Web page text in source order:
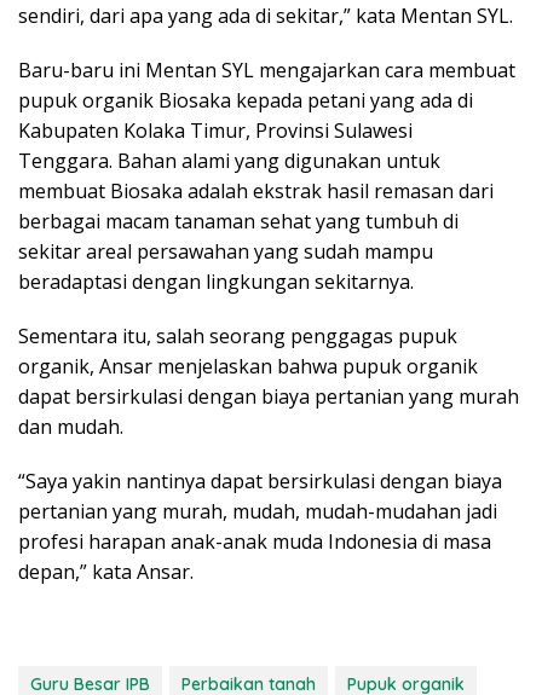
sendiri, dari apa yang ada di sekitar,” kata Mentan SYL.
Baru-baru ini Mentan SYL mengajarkan cara membuat
pupuk organik Biosaka kepada petani yang ada di
Kabupaten Kolaka Timur, Provinsi Sulawesi
Tenggara. Bahan alami yang digunakan untuk
membuat Biosaka adalah ekstrak hasil remasan dari
berbagai macam tanaman sehat yang tumbuh di
sekitar areal persawahan yang sudah mampu
beradaptasi dengan lingkungan sekitarnya.
Sementara itu, salah seorang penggagas pupuk
organik, Ansar menjelaskan bahwa pupuk organik
dapat bersirkulasi dengan biaya pertanian yang murah
dan mudah.
“Saya yakin nantinya dapat bersirkulasi dengan biaya
pertanian yang murah, mudah, mudah-mudahan jadi
profesi harapan anak-anak muda Indonesia di masa
depan,” kata Ansar.
Guru Besar IPB Perbaikan tanah Pupuk organik